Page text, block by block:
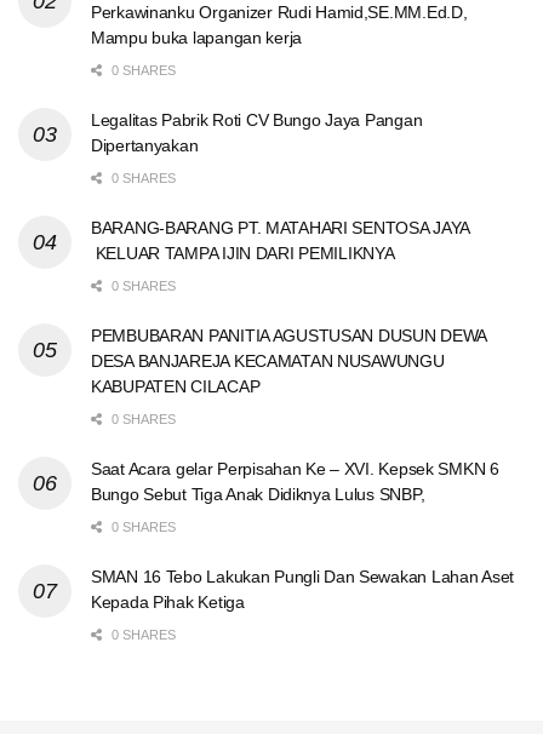
Perkawinanku Organizer Rudi Hamid,SE.MM.Ed.D,
Mampu buka lapangan kerja
0 SHARES
Legalitas Pabrik Roti CV Bungo Jaya Pangan
Dipertanyakan
0 SHARES
BARANG-BARANG PT. MATAHARI SENTOSA JAYA
KELUAR TAMPA IJIN DARI PEMILIKNYA
0 SHARES
PEMBUBARAN PANITIA AGUSTUSAN DUSUN DEWA
DESA BANJAREJA KECAMATAN NUSAWUNGU
KABUPATEN CILACAP
0 SHARES
Saat Acara gelar Perpisahan Ke – XVI. Kepsek SMKN 6
Bungo Sebut Tiga Anak Didiknya Lulus SNBP,
0 SHARES
SMAN 16 Tebo Lakukan Pungli Dan Sewakan Lahan Aset
Kepada Pihak Ketiga
0 SHARES